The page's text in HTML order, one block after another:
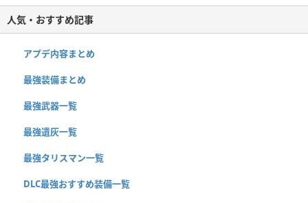
人気・おすすめ記事
アプデ内容まとめ
最強装備まとめ
最強武器一覧
最強遺灰一覧
最強タリスマン一覧
DLC最強おすすめ装備一覧